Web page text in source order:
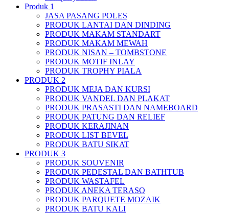
Produk 1
JASA PASANG POLES
PRODUK LANTAI DAN DINDING
PRODUK MAKAM STANDART
PRODUK MAKAM MEWAH
PRODUK NISAN – TOMBSTONE
PRODUK MOTIF INLAY
PRODUK TROPHY PIALA
PRODUK 2
PRODUK MEJA DAN KURSI
PRODUK VANDEL DAN PLAKAT
PRODUK PRASASTI DAN NAMEBOARD
PRODUK PATUNG DAN RELIEF
PRODUK KERAJINAN
PRODUK LIST BEVEL
PRODUK BATU SIKAT
PRODUK 3
PRODUK SOUVENIR
PRODUK PEDESTAL DAN BATHTUB
PRODUK WASTAFEL
PRODUK ANEKA TERASO
PRODUK PARQUETE MOZAIK
PRODUK BATU KALI